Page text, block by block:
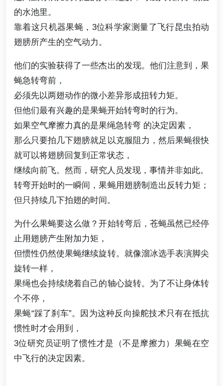
的水池里。
靠着这只机器果蝇，3位科学家测量了飞行昆虫拍动
翅膀所产生的空气动力。
他们的实验获得了一些杰出的发现。他们注意到，果
蝇急转弯前，
必须先以两翅动作的微小差异形成扭转力矩。
但他们最有兴趣的是果蝇开始转弯时的行为。
如果空气摩擦力真的是果绳急转弯 的决定因素，
那么只要拍几下翅膀就足以克服阻力，然后果蝇很快
就可以将翅膀回复到正常状态，
继续向前飞。然而，研究人员发现，事情并非如此。
转弯开始时的一瞬间，果蝇用翅膀制造出反转力矩；
但只持续几下拍翅的时间。
为什么果蝇要这么做？开始转弯后，苍蝇虽然已经停
止用翅膀产生附加力矩，
但惯性仍然使果蝇继续旋转。就像溜冰选手表演脚尖
旋转一样，
果绳也会持续绕着自己的轴心旋转。为了不让身体转
个不停，
果蝇“踩了刹车”。因为这种反向操舵技术只有在抵抗
惯性时才会用到，
3位研究员证明了惯性才是（不是摩擦力）果蝇在空
中飞行的决定因素。